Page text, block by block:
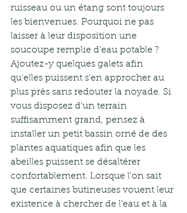
ruisseau ou un étang sont toujours
les bienvenues. Pourquoi ne pas
laisser à leur disposition une
soucoupe remplie d'eau potable ?
Ajoutez-y quelques galets afin
qu'elles puissent s'en approcher au
plus près sans redouter la noyade. Si
vous disposez d'un terrain
suffisamment grand, pensez à
installer un petit bassin orné de des
plantes aquatiques afin que les
abeilles puissent se désaltérer
confortablement. Lorsque l'on sait
que certaines butineuses vouent leur
existence à chercher de l'eau et à la